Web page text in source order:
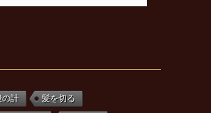
の計 髪を切る